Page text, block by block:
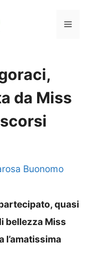
Menu
da Miss
Buonomo
quasi
bellezza Miss
l’amatissima